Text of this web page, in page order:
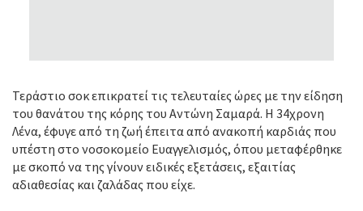
Τεράστιο σοκ επικρατεί τις τελευταίες ώρες με την είδηση
του θανάτου της κόρης του Αντώνη Σαμαρά. Η 34χρονη
Λένα, έφυγε από τη ζωή έπειτα από ανακοπή καρδιάς που
υπέστη στο νοσοκομείο Ευαγγελισμός, όπου μεταφέρθηκε
με σκοπό να της γίνουν ειδικές εξετάσεις, εξαιτίας
αδιαθεσίας και ζαλάδας που είχε.